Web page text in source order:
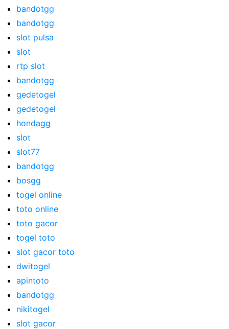
bandotgg
bandotgg
slot pulsa
slot
rtp slot
bandotgg
gedetogel
gedetogel
hondagg
slot
slot77
bandotgg
bosgg
togel online
toto online
toto gacor
togel toto
slot gacor toto
dwitogel
apintoto
bandotgg
nikitogel
slot gacor